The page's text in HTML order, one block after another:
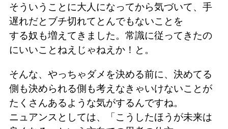
そういうことに大人になってから気づいて、手
遅れだとブチ切れてとんでもないことを
する奴も増えてきました。常識に従ってきたの
にいいことねえじゃねえか！と。
そんな、やっちゃダメを決める前に、決めてる
側も決められる側も考えなきゃいけないことが
たくさんあるような気がするんですね。
ニュアンスとしては、「こうしたほうが未来は